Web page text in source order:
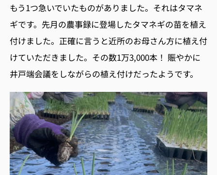
もう1つ急いでいたものがありました。それはタマネ
ギです。先月の農事録に登場したタマネギの苗を植え
付けました。正確に言うと近所のお母さん方に植え付
けていただきました。その数1万3,000本！ 賑やかに
井戸端会議をしながらの植え付けだったようです。